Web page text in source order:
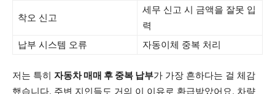
착오 신고
세무 신고 시 금액을 잘못 입
력
납부 시스템 오류
자동이체 중복 처리
저는 특히 자동차 매매 후 중복 납부가 가장 흔하다는 걸 체감
했습니다. 주변 지인들도 거의 이 이유로 환급받았어요. 차량